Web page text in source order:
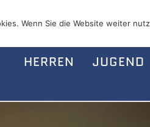
HERREN JUGEND
Wenn Sie die Website weiter